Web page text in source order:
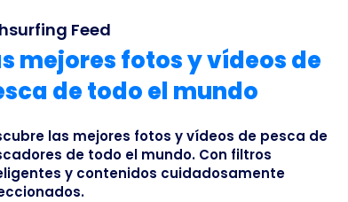
Feed
mejores fotos y vídeos de
de todo el mundo
las mejores fotos y vídeos de pesca de
de todo el mundo. Con filtros
y contenidos cuidadosamente